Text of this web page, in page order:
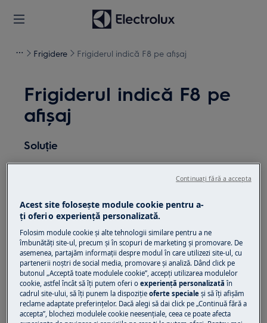
Frigidere Frigiderul indică F8 pe afișaj
Frigiderul indică F8 pe
afișaj
Soluție
Problemă:
frigiderului / combinei frigorifice
Se aplică la:
Frigider
Frigider/congelator
Rezolvare:
1. Contactați un Centru de service autorizat.
Acest site folosește module cookie pentru a-
ţi oferi o experienţă personalizată.
Folosim module cookie și alte tehnologii similare pentru a ne
îmbunătăţi site-ul, precum și în scopuri de marketing și promovare. De
asemenea, partajăm informaţii despre modul în care utilizezi site-ul, cu
partenerii noștri de social media, promovare și analiză. Dând click pe
butonul „Acceptă toate modulele cookie”, accepţi utilizarea modulelor
cookie, astfel încât să îţi putem oferi oexperienţă personalizată în
cadrul site-ului, să îţi punem la dispoziţieoferte speciale și să îţi afișăm
reclame adaptate preferinţelor. Dacă alegi să dai click pe „Continuă fără a
accepta”, blochezi modulele cookie neesenţiale, ceea ce poate afecta
Continuați fără a accepta